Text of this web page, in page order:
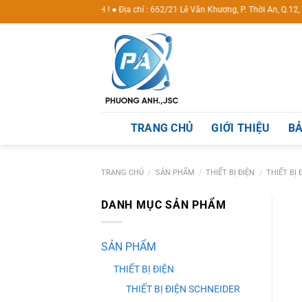
to
CHÀO QUÝ KHÁCH ! ● Địa chỉ : 662/21 Lê Văn Khương, P. Thời An, Q.12, TP
TRANG CHỦ GIỚI THIỆU
TRANG CHỦ / SẢN PHẨM / THIẾT BỊ ĐIỆN / THIẾT BỊ
DANH MỤC SẢN PHẨM
SẢN PHẨM
THIẾT BỊ ĐIỆN
THIẾT BỊ ĐIỆN SCHNEIDER